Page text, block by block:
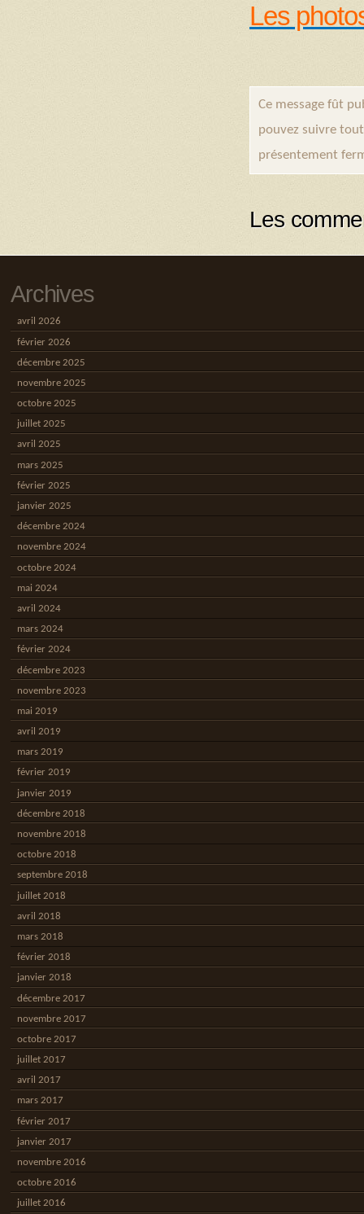
Les
Ce message fût
pouvez suivre
présentement
Les
Archives
avril 2026
février 2026
décembre 2025
novembre 2025
octobre 2025
juillet 2025
avril 2025
mars 2025
février 2025
janvier 2025
décembre 2024
novembre 2024
octobre 2024
mai 2024
avril 2024
mars 2024
février 2024
décembre 2023
novembre 2023
mai 2019
avril 2019
mars 2019
février 2019
janvier 2019
décembre 2018
novembre 2018
octobre 2018
septembre 2018
juillet 2018
avril 2018
mars 2018
février 2018
janvier 2018
décembre 2017
novembre 2017
octobre 2017
juillet 2017
avril 2017
mars 2017
février 2017
janvier 2017
novembre 2016
octobre 2016
juillet 2016